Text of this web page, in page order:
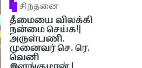
சிந்தனை
தீமையை விலக்கி
நன்மை செய்க!|
அருள்பணி.
முனைவர் செ. ரெ.
வெனி